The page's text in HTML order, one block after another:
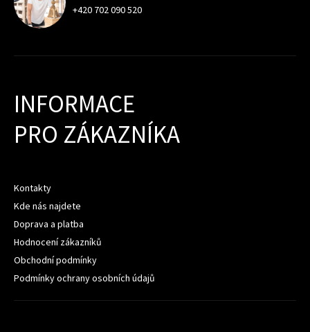
+420 702 090 520
INFORMACE
PRO ZÁKAZNÍKA
Kontakty
Kde nás najdete
Doprava a platba
Hodnocení zákazníků
Obchodní podmínky
Podmínky ochrany osobních údajů